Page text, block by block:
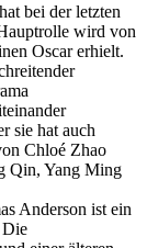
bei der letzten
wird von
Oscar erhielt.
sie hat auch
Chloé Zhao
Qin, Yang Ming
Anderson ist ein
Die